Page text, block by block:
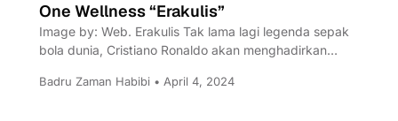
One Wellness “Erakulis”
Image by: Web. Erakulis Tak lama lagi legenda sepak
bola dunia, Cristiano Ronaldo akan menghadirkan
Badru Zaman Habibi • April 4, 2024